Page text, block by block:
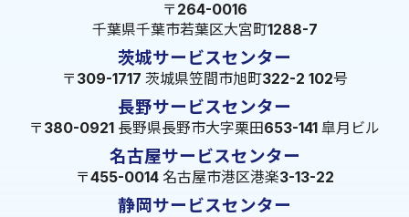
〒264-0016
千葉県千葉市若葉区大宮町1288-7
茨城サービスセンター
〒309-1717 茨城県笠間市旭町322-2 102号
長野サービスセンター
〒380-0921 長野県長野市大字栗田653-141 皐月ビル
名古屋サービスセンター
〒455-0014 名古屋市港区港楽3-13-22
静岡サービスセンター